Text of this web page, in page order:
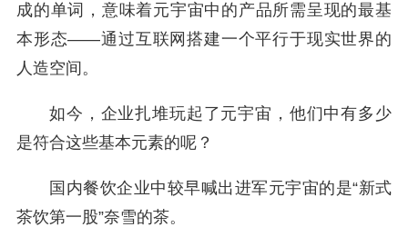
成的单词，意味着元宇宙中的产品所需呈现的最基
本形态——通过互联网搭建一个平行于现实世界的
人造空间。
如今，企业扎堆玩起了元宇宙，他们中有多少
是符合这些基本元素的呢？
国内餐饮企业中较早喊出进军元宇宙的是“新式
茶饮第一股”奈雪的茶。